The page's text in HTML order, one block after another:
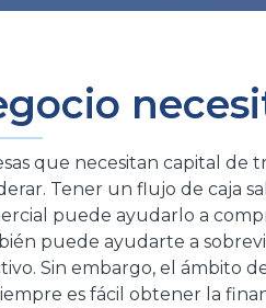
que necesitan capital de
Tener un flujo de caja
puede ayudarlo a
puede ayudarte a
Sin embargo, el ámbito
es fácil obtener la